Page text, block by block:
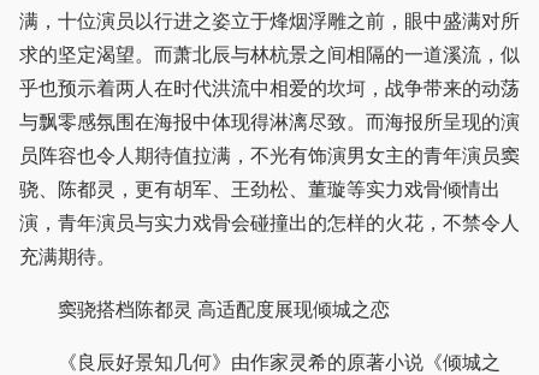
满，十位演员以行进之姿立于烽烟浮雕之前，眼中盛满对所
求的坚定渴望。而萧北辰与林杭景之间相隔的一道溪流，似
乎也预示着两人在时代洪流中相爱的坎坷，战争带来的动荡
与飘零感氛围在海报中体现得淋漓尽致。而海报所呈现的演
员阵容也令人期待值拉满，不光有饰演男女主的青年演员窦
骁、陈都灵，更有胡军、王劲松、董璇等实力戏骨倾情出
演，青年演员与实力戏骨会碰撞出的怎样的火花，不禁令人
充满期待。
窦骁搭档陈都灵 高适配度展现倾城之恋
《良辰好景知几何》由作家灵希的原著小说《倾城之